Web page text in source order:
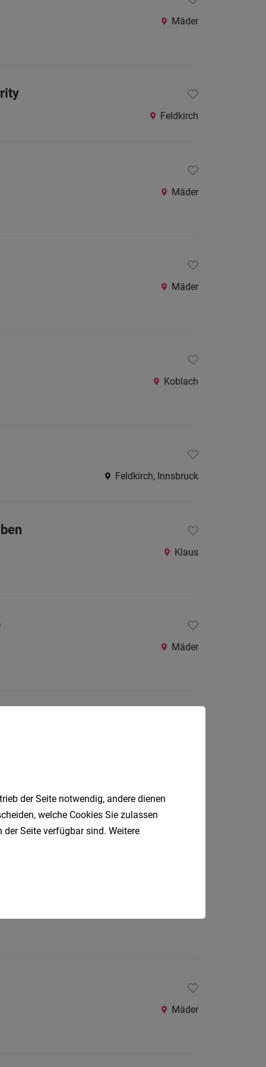
Mäder
Feldkirch
Mäder
Mäder
Koblach
Feldkirch, Innsbruck
Klaus
Mäder
Mäder
der Seite notwendig, andere dienen
welche Cookies Sie zulassen
Seite verfügbar sind. Weitere